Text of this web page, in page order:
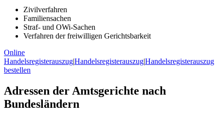
Zivilverfahren
Familiensachen
Straf- und OWi-Sachen
Verfahren der freiwilligen Gerichtsbarkeit
Online
Handelsregisterauszug|Handelsregisterauszug|Handelsregisterauszug
bestellen
Adressen der Amtsgerichte nach
Bundesländern